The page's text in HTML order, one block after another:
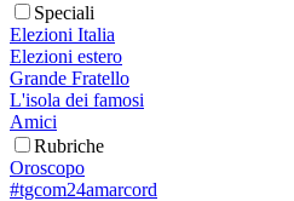
Speciali
Elezioni Italia
Elezioni estero
Grande Fratello
L'isola dei famosi
Amici
Rubriche
Oroscopo
#tgcom24amarcord